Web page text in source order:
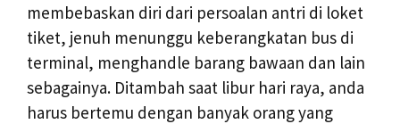
membebaskan diri dari persoalan antri di loket
tiket, jenuh menunggu keberangkatan bus di
terminal, menghandle barang bawaan dan lain
sebagainya. Ditambah saat libur hari raya, anda
harus bertemu dengan banyak orang yang